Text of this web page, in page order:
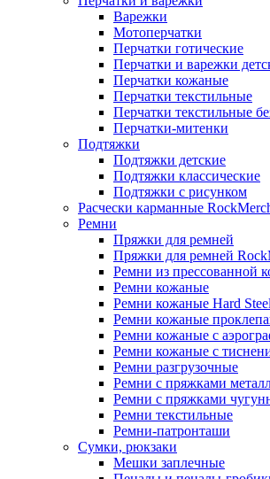
Варежки
Мотоперчатки
Перчатки готические
Перчатки и варежки
Перчатки кожаные
Перчатки текстильные
Перчатки текстильные
Перчатки-митенки
Подтяжки
Подтяжки детские
Подтяжки классические
Подтяжки с рисунком
Расчески карманные
Ремни
Пряжки для ремней
Пряжки для ремней
Ремни из прессованной
Ремни кожаные
Ремни кожаные Hard Steel
Ремни кожаные
Ремни кожаные с
Ремни кожаные с
Ремни разгрузочные
Ремни с пряжками
Ремни с пряжками
Ремни текстильные
Ремни-патронташи
Сумки, рюкзаки
Мешки заплечные